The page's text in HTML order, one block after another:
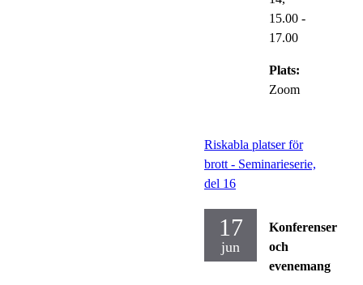
15.00 -
17.00
Plats:
Zoom
Riskabla platser för
brott - Seminarieserie,
del 16
17
jun
Konferenser
och
evenemang